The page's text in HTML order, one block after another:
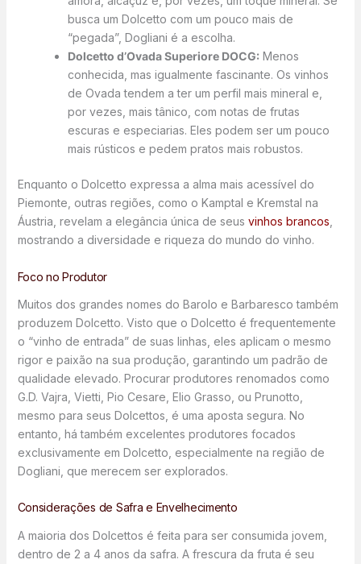
busca um Dolcetto com um pouco mais de
“pegada”, Dogliani é a escolha.
Dolcetto d’Ovada Superiore DOCG:Menos
conhecida, mas igualmente fascinante. Os vinhos
de Ovada tendem a ter um perfil mais mineral e,
por vezes, mais tânico, com notas de frutas
escuras e especiarias. Eles podem ser um pouco
mais rústicos e pedem pratos mais robustos.
Enquanto o Dolcetto expressa a alma mais acessível do
Piemonte, outras regiões, como o Kamptal e Kremstal na
Áustria, revelam a elegância única de seus vinhos brancos,
mostrando a diversidade e riqueza do mundo do vinho.
Foco no Produtor
Muitos dos grandes nomes do Barolo e Barbaresco também
produzem Dolcetto. Visto que o Dolcetto é frequentemente
o “vinho de entrada” de suas linhas, eles aplicam o mesmo
rigor e paixão na sua produção, garantindo um padrão de
qualidade elevado. Procurar produtores renomados como
G.D. Vajra, Vietti, Pio Cesare, Elio Grasso, ou Prunotto,
mesmo para seus Dolcettos, é uma aposta segura. No
entanto, há também excelentes produtores focados
exclusivamente em Dolcetto, especialmente na região de
Dogliani, que merecem ser explorados.
Considerações de Safra e Envelhecimento
A maioria dos Dolcettos é feita para ser consumida jovem,
dentro de 2 a 4 anos da safra. A frescura da fruta é seu